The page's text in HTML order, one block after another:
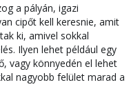
a pályán, igazi
cipőt kell keresnie, amit
ki, amivel sokkal
Ilyen lehet például egy
vagy könnyedén el lehet
nagyobb felület marad a